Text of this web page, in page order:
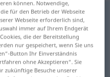
>
anklicken/antippen)
können. Notwendige,
für den Betrieb der Webseite
Webseite erforderlich sind,
immer auf Ihrem Endgerät
die der Bereitstellung
nur gespeichert, wenn Sie uns
Button Ihr Einverständnis
ohne Akzeptieren“. Sie
zukünftige Besuche unserer